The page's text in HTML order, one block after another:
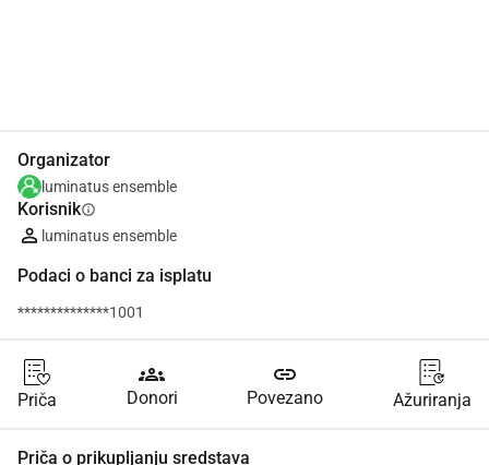
Organizator
luminatus ensemble
Korisnikinfo
luminatus ensemble
Podaci o banci za isplatu
**************1001
Priča
groups
Donori
link
Povezano Ažuriranja
Priča o prikupljanju sredstava